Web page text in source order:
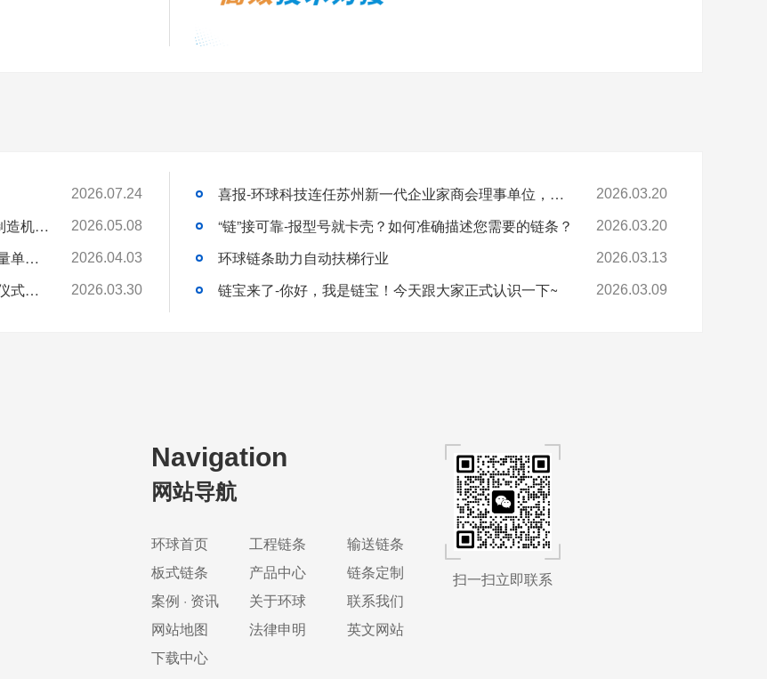
2026.07.24
苏州环球科技股份有限公司与苏州大学共建智能制造机器人研究院 2026.05.08
链承技术小课堂-节数、米数、寸、分：链条的计量单位，你分得清吗？ 2026.04.03
环球动态-环球（泰国）有限公司新工厂开工奠基仪式圆满礼成！全球化战略迈出坚实一步 2026.03.30
喜报-环球科技连任苏州新一代企业家商会理事单位，总经理黄雅丹女士获“锐意进取奖” 2026.03.20
“链”接可靠-报型号就卡壳？如何准确描述您需要的链条？ 2026.03.20
环球链条助力自动扶梯行业 2026.03.13
链宝来了-你好，我是链宝！今天跟大家正式认识一下~ 2026.03.09
Navigation
网站导航
环球首页 工程链条
输送链条
板式链条
产品中心
链条定制
案例 · 资讯
关于环球
联系我们
网站地图
法律申明
英文网站
下载中心
扫一扫立即联系